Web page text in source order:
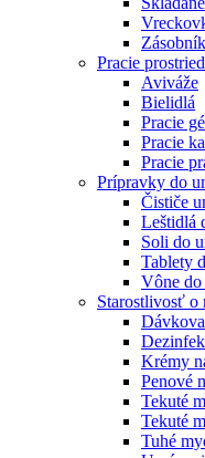
Pracie
Aviváže
Bielidlá
Pracie
Pracie
Pracie
Prípravky do
Čističe
Leštidlá
Soli do
Tablety
Vône
Starostlivosť o
Krémy
Penové
Tekuté
Tekuté
Tuhé